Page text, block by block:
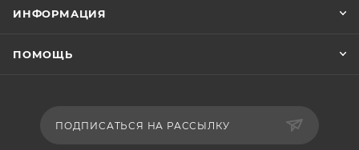
ИНФОРМАЦИЯ
ПОМОЩЬ
ПОДПИСАТЬСЯ НА РАССЫЛКУ